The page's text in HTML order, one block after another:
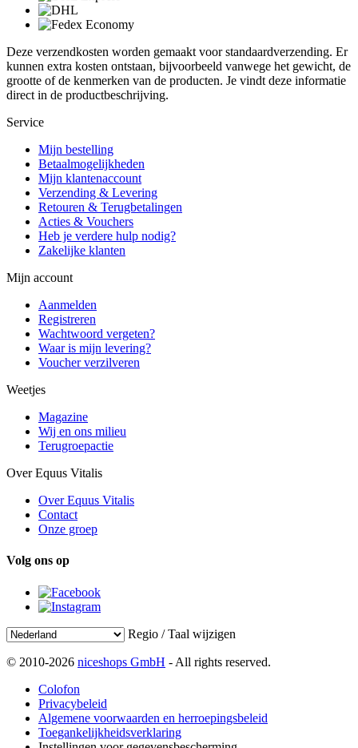
Deze verzendkosten worden gemaakt voor standaardverzending. Er
kunnen extra kosten ontstaan, bijvoorbeeld vanwege het gewicht, de
grootte of de kenmerken van de producten. Je vindt deze informatie
direct in de productbeschrijving.
Service
Mijn bestelling
Betaalmogelijkheden
Mijn klantenaccount
Verzending & Levering
Retouren & Terugbetalingen
Acties & Vouchers
Heb je verdere hulp nodig?
Zakelijke klanten
Mijn account
Aanmelden
Registreren
Wachtwoord vergeten?
Waar is mijn levering?
Voucher verzilveren
Weetjes
Magazine
Wij en ons milieu
Terugroepactie
Over Equus Vitalis
Over Equus Vitalis
Contact
Onze groep
Volg ons op
Regio / Taal wijzigen
© 2010-2026 niceshops GmbH - All rights reserved.
Colofon
Privacybeleid
Algemene voorwaarden en herroepingsbeleid
Toegankelijkheidsverklaring